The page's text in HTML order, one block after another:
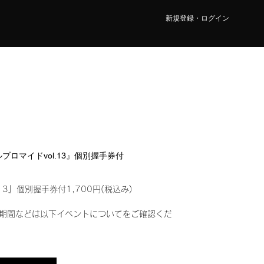
新規登録・ログイン
ロマイドvol.13』個別握手券付
』個別握手券付1,700円(税込み)
間などは以下イベントについてをご確認くだ